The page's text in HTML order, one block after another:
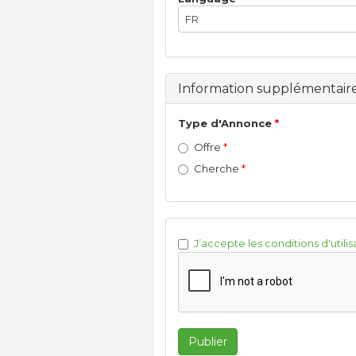
FR
Information
Type d'Annonce
Offre
Cherche
J’accepte les conditions
Publier